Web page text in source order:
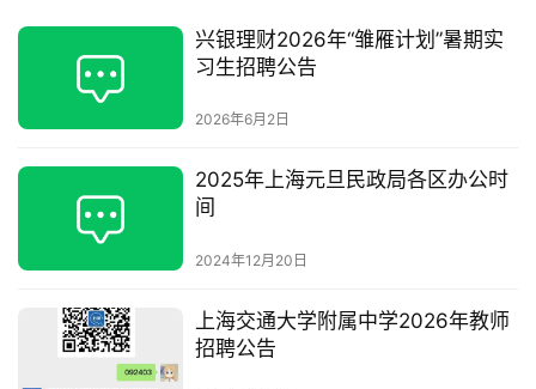
兴银理财2026年“雏雁计划”暑期实
习生招聘公告
2026年6月2日
2025年上海元旦民政局各区办公时
间
2024年12月20日
上海交通大学附属中学2026年教师
招聘公告